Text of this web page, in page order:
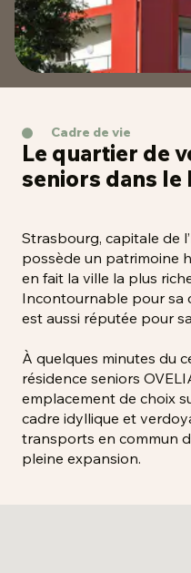
Cadre de vie
Le quartier de
seniors dans le
Strasbourg, capitale de
possède un patrimoine
en fait la ville la plus
Incontournable pour sa
est aussi réputée pour
À quelques minutes du
résidence seniors
emplacement de choix
cadre idyllique et
transports en commun
pleine expansion.